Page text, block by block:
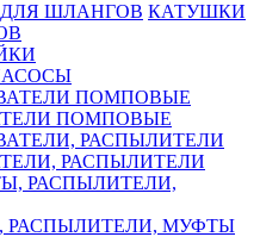
КАТУШКИ
ПОМПОВЫЕ
РАСПЫЛИТЕЛИ
РАСПЫЛИТЕЛИ, МУФТЫ